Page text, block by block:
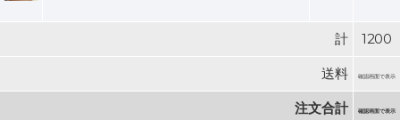
計 1200
送料 確認画面で表示
注文合計 確認画面で表示